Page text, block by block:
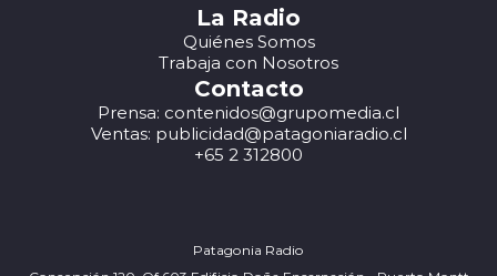
La Radio
Quiénes Somos
Trabaja con Nosotros
Contacto
Prensa: contenidos@grupomedia.cl
Ventas: publicidad@patagoniaradio.cl
+65 2 312800
Patagonia Radio